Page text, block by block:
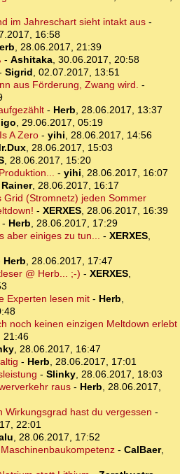
im Jahreschart sieht intakt aus-
16:58
, 28.06.2017, 21:39
- Ashitaka, 30.06.2017, 20:58
Sigrid, 02.07.2017, 13:51
aus Förderung, Zwang wird. -
- Herb, 28.06.2017, 13:37
, 29.06.2017, 05:19
A Zero- yihi, 28.06.2017, 14:56
, 28.06.2017, 15:03
, 28.06.2017, 15:20
- yihi, 28.06.2017, 16:07
Rainer, 28.06.2017, 16:17
Grid (Stromnetz) jeden Sommer
- XERXES, 28.06.2017, 16:39
Herb, 28.06.2017, 17:29
aber einiges zu tun... - XERXES,
Herb, 28.06.2017, 17:47
@ Herb... ;-) - XERXES,
Experten lesen mit- Herb,
noch keinen einzigen Meltdown erlebt
21:46
, 28.06.2017, 16:47
- Herb, 28.06.2017, 17:01
- Slinky, 28.06.2017, 18:03
raus- Herb, 28.06.2017,
Wirkungsgrad hast du vergessen -
22:01
, 28.06.2017, 17:52
- CalBaer,